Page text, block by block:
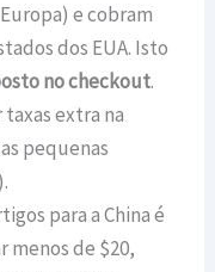
e cobram
dos EUA. Isto
no checkout.
extra na
pequenas
para a China é
menos de $20,